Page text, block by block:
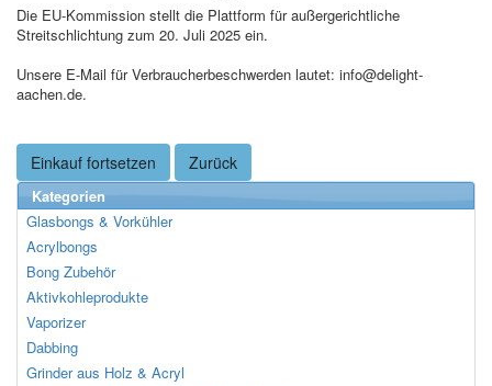
Die EU-Kommission stellt die Plattform für außergerichtliche
Streitschlichtung zum 20. Juli 2025 ein.
Unsere E-Mail für Verbraucherbeschwerden lautet: info@delight-
aachen.de.
Einkauf fortsetzen Zurück
Kategorien
Glasbongs & Vorkühler
Acrylbongs
Bong Zubehör
Aktivkohleprodukte
Vaporizer
Dabbing
Grinder aus Holz & Acryl